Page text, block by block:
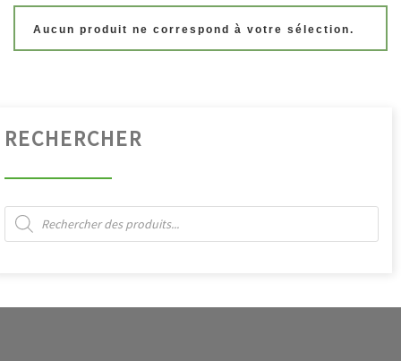
Aucun produit ne correspond à votre sélection.
RECHERCHER
Recherche de produits